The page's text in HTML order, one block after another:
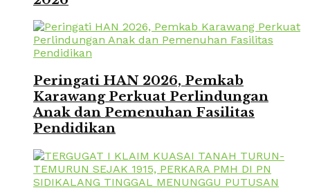
Peringati HAN 2026, Pemkab
Karawang Perkuat Perlindungan
Anak dan Pemenuhan Fasilitas
Pendidikan